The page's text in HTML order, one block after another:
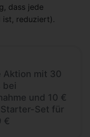
dass jede
ist, reduziert).
Aktion mit 30
bei
und 10 €
Set für
€